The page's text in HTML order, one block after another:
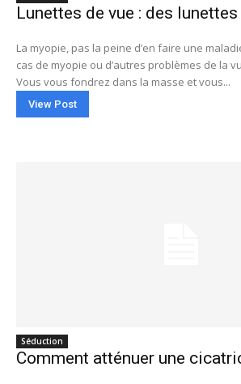
Lunettes de vue : des
La myopie, pas la peine d’en faire une
cas de myopie ou d’autres problèmes de la
Vous vous fondrez dans la masse et vous...
View Post
Séduction
Comment atténuer une